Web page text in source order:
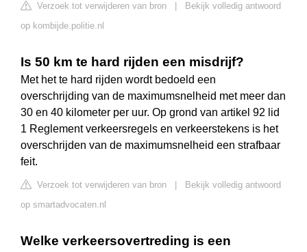
Verzoek tot verwijderen van bron
Bekijk volledig antwoord
op kombijde.politie.nl
Is 50 km te hard rijden een misdrijf?
Met het te hard rijden wordt bedoeld een
overschrijding van de maximumsnelheid met meer dan
30 en 40 kilometer per uur. Op grond van artikel 92 lid
1 Reglement verkeersregels en verkeerstekens is het
overschrijden van de maximumsnelheid een strafbaar
feit.
Verzoek tot verwijderen van bron
Bekijk volledig antwoord
op smartadvocaten.nl
Welke verkeersovertreding is een